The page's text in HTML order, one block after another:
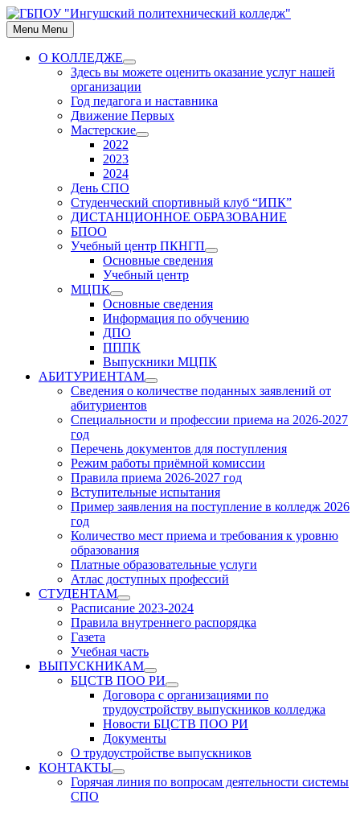
Skip
to
content
Menu Menu
О КОЛЛЕДЖЕ
Show
sub
menu
Здесь вы можете оценить оказание услуг нашей
организации
Год педагога и наставника
Движение Первых
Мастерские
Show
2022
2023
2024
День СПО
Студенческий спортивный клуб “ИПК”
ДИСТАНЦИОННОЕ ОБРАЗОВАНИЕ
БПОО
Учебный центр ПКНГП
Show
sub
Основные сведения
Учебный центр
МЦПК
Show
sub
menu
Основные сведения
Информация по обучению
ДПО
ПППК
Выпускники МЦПК
АБИТУРИЕНТАМ
Show
sub
Сведения о количестве поданных заявлений от
абитуриентов
Специальности и профессии приема на 2026-2027
год
Перечень документов для поступления
Режим работы приёмной комиссии
Правила приема 2026-2027 год
Вступительные испытания
Пример заявления на поступление в колледж 2026
год
Количество мест приема и требования к уровню
образования
Платные образовательные услуги
Атлас доступных профессий
СТУДЕНТАМ
Show
sub
menu
Расписание 2023-2024
Правила внутреннего распорядка
Газета
Учебная часть
ВЫПУСКНИКАМ
Show
sub
menu
БЦСТВ ПОО РИ
Show
sub
menu
Договора с организациями по
трудоустройству выпускников колледжа
Новости БЦСТВ ПОО РИ
Документы
О трудоустройстве выпускников
КОНТАКТЫ
Show
sub
Горячая линия по вопросам деятельности системы
СПО